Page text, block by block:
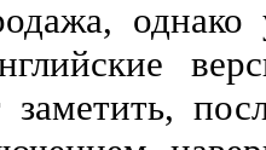
однако